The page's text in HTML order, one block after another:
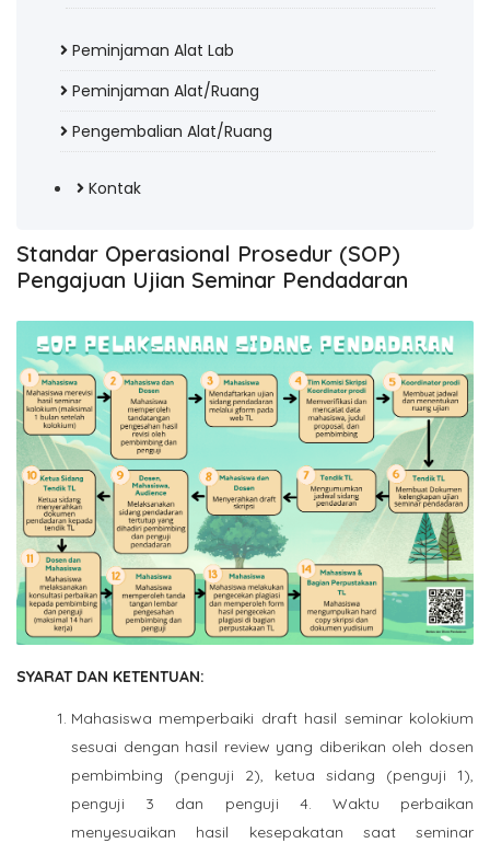
Peminjaman Alat Lab
Peminjaman Alat/Ruang
Pengembalian Alat/Ruang
Kontak
Standar Operasional Prosedur (SOP)
Pengajuan Ujian Seminar Pendadaran
SYARAT DAN KETENTUAN:
Mahasiswa memperbaiki draft hasil seminar kolokium
sesuai dengan hasil review yang diberikan oleh dosen
pembimbing (penguji 2), ketua sidang (penguji 1),
penguji 3 dan penguji 4. Waktu perbaikan
menyesuaikan hasil kesepakatan saat seminar